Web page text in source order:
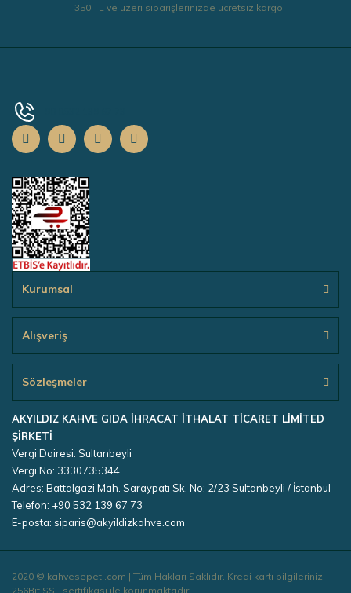
350 TL ve üzeri siparişlerinizde ücretsiz kargo
Kurumsal
Alışveriş
Sözleşmeler
AKYILDIZ KAHVE GIDA İHRACAT İTHALAT TİCARET LİMİTED
ŞİRKETİ
Vergi Dairesi: Sultanbeyli
Vergi No: 3330735344
Adres: Battalgazi Mah. Saraypatı Sk. No: 2/23 Sultanbeyli / İstanbul
Telefon: +90 532 139 67 73
E-posta: siparis@akyildizkahve.com
2020 © kahvesepeti.com | Tüm Hakları Saklıdır. Kredi kartı bilgileriniz
256Bit SSL sertifikası ile korunmaktadır.